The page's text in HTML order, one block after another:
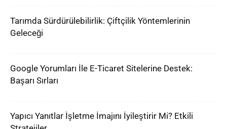
Tarımda Sürdürülebilirlik: Çiftçilik Yöntemlerinin
Geleceği
Google Yorumları İle E-Ticaret Sitelerine Destek:
Başarı Sırları
Yapıcı Yanıtlar İşletme İmajını İyileştirir Mi? Etkili